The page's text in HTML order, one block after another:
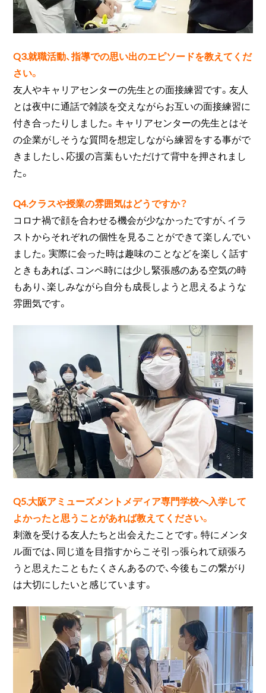
Q3.就職活動、指導での思い出のエピソードを教えてくだ
さい。
友人やキャリアセンターの先生との面接練習です。友人
とは夜中に通話で雑談を交えながらお互いの面接練習に
付き合ったりしました。キャリアセンターの先生とはそ
の企業がしそうな質問を想定しながら練習をする事がで
きましたし、応援の言葉もいただけて背中を押されまし
た。
Q4.クラスや授業の雰囲気はどうですか？
コロナ禍で顔を合わせる機会が少なかったですが、イラ
ストからそれぞれの個性を見ることができて楽しんでい
ました。実際に会った時は趣味のことなどを楽しく話す
ときもあれば、コンペ時には少し緊張感のある空気の時
もあり、楽しみながら自分も成長しようと思えるような
雰囲気です。
Q5.大阪アミューズメントメディア専門学校へ入学して
よかったと思うことがあれば教えてください。
刺激を受ける友人たちと出会えたことです。特にメンタ
ル面では、同じ道を目指すからこそ引っ張られて頑張ろ
うと思えたこともたくさんあるので、今後もこの繋がり
は大切にしたいと感じています。